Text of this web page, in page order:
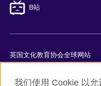
B站
英国文化教育协会全球网站
Cookie
我们使用 Cookie 以允